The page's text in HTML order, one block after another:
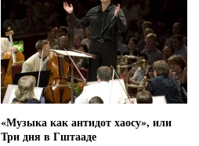
«Музыка как антидот хаосу», или
Три дня в Гштааде